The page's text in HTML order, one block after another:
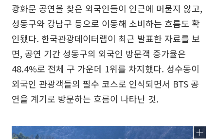
광화문 공연을 찾은 외국인들이 인근에 머물지 않고,
성동구와 강남구 등으로 이동해 소비하는 흐름도 확
인됐다. 한국관광데이터랩이 최근 발표한 자료를 보
면, 공연 기간 성동구의 외국인 방문객 증가율은
48.4%로 전체 구 가운데 1위를 차지했다. 성수동이
외국인 관광객들의 필수 코스로 인식되면서 BTS 공
연을 계기로 방문하는 흐름이 나타난 것.